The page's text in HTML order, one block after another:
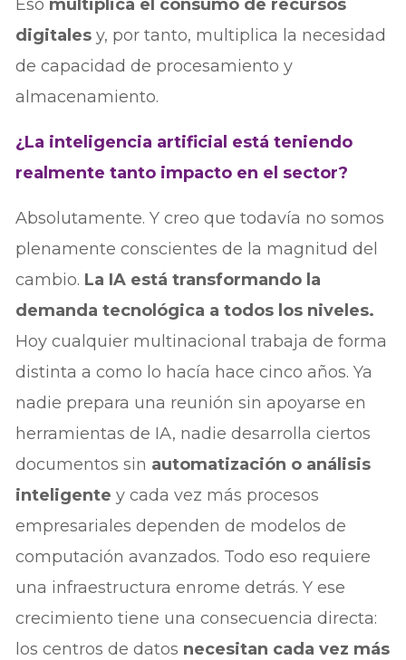
Eso multiplica el consumo de recursos
digitales y, por tanto, multiplica la necesidad
de capacidad de procesamiento y
almacenamiento.
¿La inteligencia artificial está teniendo
realmente tanto impacto en el sector?
Absolutamente. Y creo que todavía no somos
plenamente conscientes de la magnitud del
cambio. La IA está transformando la
demanda tecnológica a todos los niveles.
Hoy cualquier multinacional trabaja de forma
distinta a como lo hacía hace cinco años. Ya
nadie prepara una reunión sin apoyarse en
herramientas de IA, nadie desarrolla ciertos
documentos sin automatización o análisis
inteligente y cada vez más procesos
empresariales dependen de modelos de
computación avanzados. Todo eso requiere
una infraestructura enrome detrás. Y ese
crecimiento tiene una consecuencia directa:
los centros de datos necesitan cada vez más